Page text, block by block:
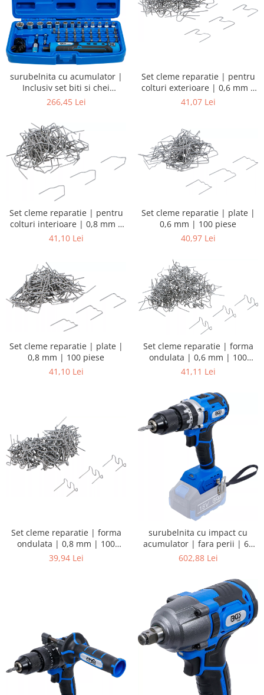
surubelnita cu acumulator |
Inclusiv set biti si chei
tubulare | 41 piese
266,45 Lei
Set cleme reparatie | pentru
colturi exterioare | 0,6 mm |
100 piese
41,07 Lei
Set cleme reparatie | pentru
colturi interioare | 0,8 mm |
100 piese
41,10 Lei
Set cleme reparatie | plate |
0,6 mm | 100 piese
40,97 Lei
Set cleme reparatie | plate |
0,8 mm | 100 piese
41,10 Lei
Set cleme reparatie | forma
ondulata | 0,6 mm | 100
piese
41,11 Lei
Set cleme reparatie | forma
ondulata | 0,8 mm | 100
piese
39,94 Lei
surubelnita cu impact cu
acumulator | fara perii | 65
Nm | 18 V | fara baterie
602,88 Lei